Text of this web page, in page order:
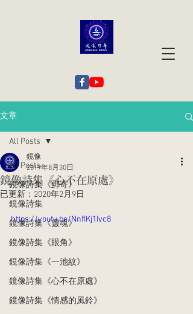
文章
All Posts
鏡像詩集《郵寄》
鏡像詩集
鏡像詩集《靈魂》
鏡像詩集《眼角》
鏡像詩集《一池紋》
鏡像詩集《心不在原處》
鏡像詩集《情感的風鈴》
All Posts
鏡像詩集《心不在原處》
鏡像
2019年8月30日
已更新： 2020年2月9日
https://youtu.be/NnfIKj1Ivc8